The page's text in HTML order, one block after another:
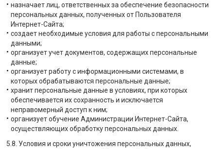
назначает лиц, ответственных за обеспечение безопасности
персональных данных, полученных от Пользователя
Интернет-Сайта;
создает необходимые условия для работы с персональными
данными;
организует учет документов, содержащих персональные
данные;
организует работу с информационными системами, в
которых обрабатываются персональные данные;
хранит персональные данные в условиях, при которых
обеспечивается их сохранность и исключается
неправомерный доступ к ним;
организует обучение Администрации Интернет-Сайта,
осуществляющих обработку персональных данных.
5.8. Условия и сроки уничтожения персональных данных,